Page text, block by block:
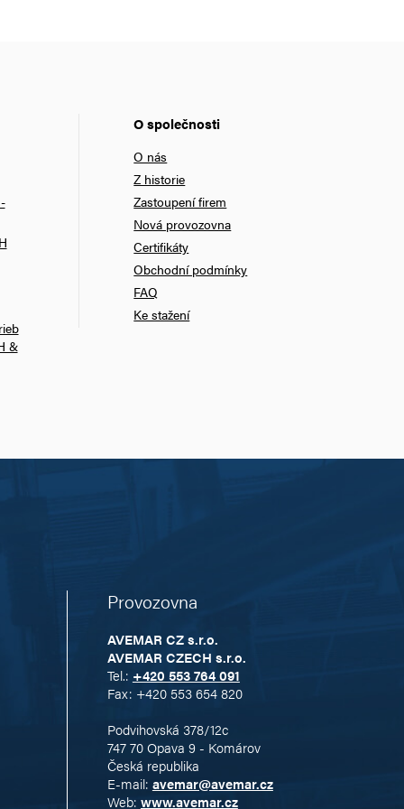
&
O společnosti
O nás
Z historie
Zastoupení firem
Nová provozovna
Certifikáty
Obchodní podmínky
FAQ
Ke stažení
Provozovna
AVEMAR CZ s.r.o.
AVEMAR CZECH s.r.o.
Tel.: +420 553 764 091
Fax: +420 553 654 820
Podvihovská 378/12c
747 70 Opava 9 - Komárov
Česká republika
E-mail: avemar@avemar.cz
Web: www.avemar.cz